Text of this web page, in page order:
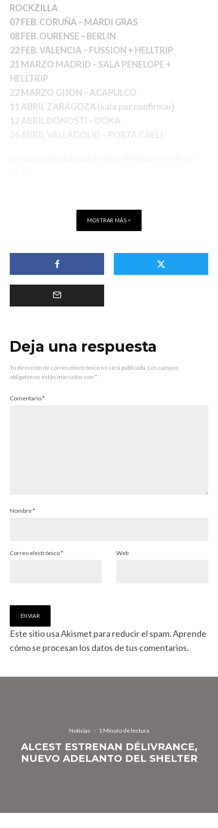
ROCKZILLA
07 FEB. CORUÑA – MARDI GRAS
08 FEB. OURENSE – BERLIN
22 FEB. VALENCIA – FUSSION + HELLTRIP
21 MARZO MADRID – SALA PENELOPE +
HELLTRIP
22 MARZO GIJON – ACAPULCO
11 ABRIL ZARAGOZA (sala por confirmar)
12 ABRIL DONOSTI – DOKA
MOSTRAR MÁS
Deja una respuesta
Tu dirección de correo electrónico no será publicada. Los campos
obligatorios están marcados con *
Comentario*
Nombre*
Correo electrónico* Web
Este sitio usa Akismet para reducir el spam.Aprende
cómo se procesan los datos de tus comentarios.
Noticias · 1 Minuto de lectura
ALCEST ESTRENAN DÉLIVRANCE,
NUEVO ADELANTO DEL SHELTER